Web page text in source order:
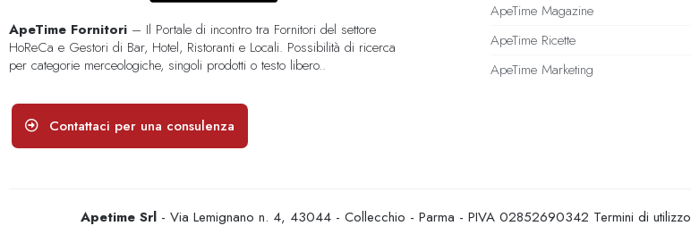
ApeTime Fornitori – Il Portale di incontro tra Fornitori del settore
HoReCa e Gestori di Bar, Hotel, Ristoranti e Locali. Possibilità di ricerca
per categorie merceologiche, singoli prodotti o testo libero..
Contattaci per una consulenza
ApeTime Magazine
ApeTime Ricette
ApeTime Marketing
Apetime Srl - Via Lemignano n. 4, 43044 - Collecchio - Parma - PIVA 02852690342 Termini di utilizzo